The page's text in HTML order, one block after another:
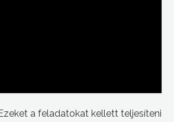
a feladatokat kellett teljesíteni